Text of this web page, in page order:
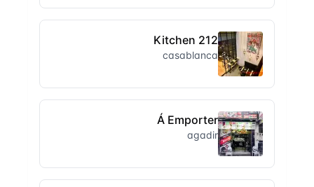
212 Kitchen
casablanca
Á Emporter
agadir